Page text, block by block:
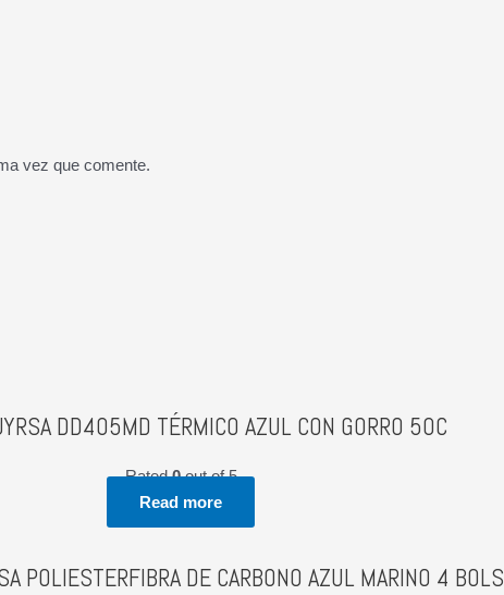
vez que comente.
DD405MD TÉRMICO AZUL CON GORRO 50C
Rated0out of 5
Read more
POLIESTERFIBRA DE CARBONO AZUL MARINO 4